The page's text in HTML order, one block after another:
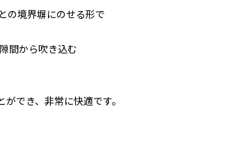
の境界塀にのせる形で
間から吹き込む
でき、非常に快適です。